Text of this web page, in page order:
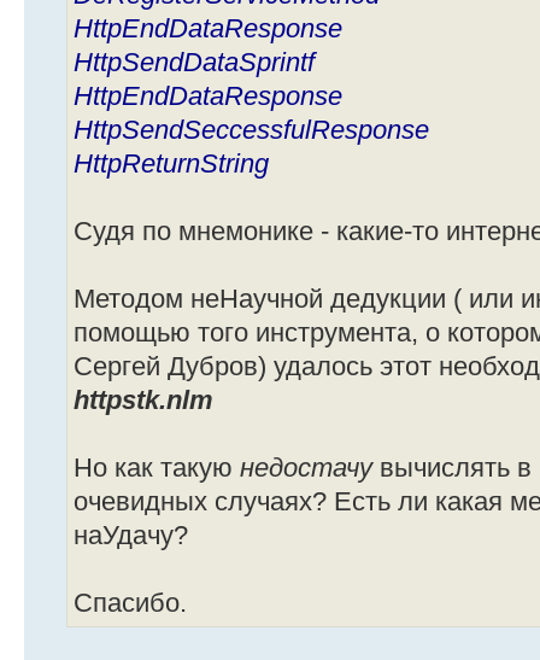
HttpEndDataResponse
HttpSendDataSprintf
HttpEndDataResponse
HttpSendSeccessfulResponse
HttpReturnString
Судя по мнемонике - какие-то
Методом неНаучной дедукции ( или
помощью того инструмента, о
Сергей Дубров) удалось этот
httpstk.nlm
Но как такую недостачувычислять в
очевидных случаях? Есть ли какая
наУдачу?
Спасибо.